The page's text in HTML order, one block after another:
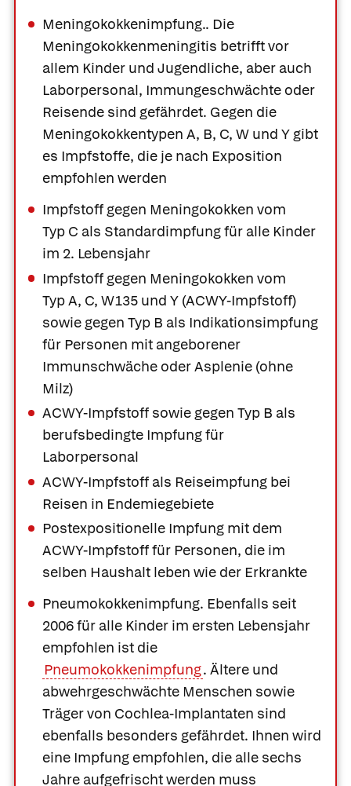
Meningokokkenimpfung.. Die
Meningokokkenmeningitis betrifft vor
allem Kinder und Jugendliche, aber auch
Laborpersonal, Immungeschwächte oder
Reisende sind gefährdet. Gegen die
Meningokokkentypen A, B, C, W und Y gibt
es Impfstoffe, die je nach Exposition
empfohlen werden
Impfstoff gegen Meningokokken vom
Typ C als Standardimpfung für alle Kinder
im 2. Lebensjahr
Impfstoff gegen Meningokokken vom
Typ A, C, W135 und Y (ACWY-Impfstoff)
sowie gegen Typ B als Indikationsimpfung
für Personen mit angeborener
Immunschwäche oder Asplenie (ohne
Milz)
ACWY-Impfstoff sowie gegen Typ B als
berufsbedingte Impfung für
Laborpersonal
ACWY-Impfstoff als Reiseimpfung bei
Reisen in Endemiegebiete
Postexpositionelle Impfung mit dem
ACWY-Impfstoff für Personen, die im
selben Haushalt leben wie der Erkrankte
Pneumokokkenimpfung. Ebenfalls seit
2006 für alle Kinder im ersten Lebensjahr
empfohlen ist die
Pneumokokkenimpfung. Ältere und
abwehrgeschwächte Menschen sowie
Träger von Cochlea-Implantaten sind
ebenfalls besonders gefährdet. Ihnen wird
eine Impfung empfohlen, die alle sechs
Jahre aufgefrischt werden muss